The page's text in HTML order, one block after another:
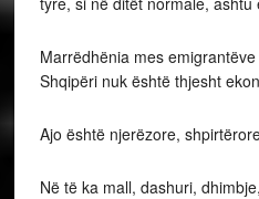
Marrëdhënia mes
Shqipëri nuk është thjesht
Ajo është njerëzore,
Në të ka mall, dashuri,